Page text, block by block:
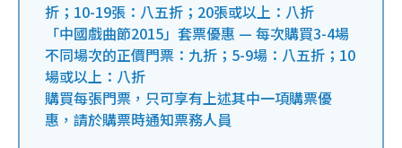
折；10-19張：八五折；20張或以上：八折
「中國戲曲節2015」套票優惠 — 每次購買3-4場
不同場次的正價門票：九折；5-9場：八五折；10
場或以上：八折
購買每張門票，只可享有上述其中一項購票優
惠，請於購票時通知票務人員